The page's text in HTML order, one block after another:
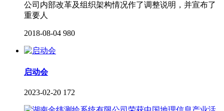
公司内部改革及组织架构情况作了调整说明，并宣布了
重要人
2018-08-04 980
启动会
2023-02-20 172